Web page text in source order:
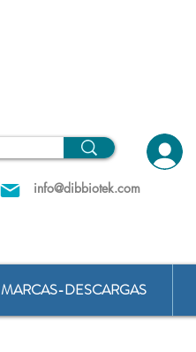
info@dibbiotek.com
MARCAS-DESCARGAS